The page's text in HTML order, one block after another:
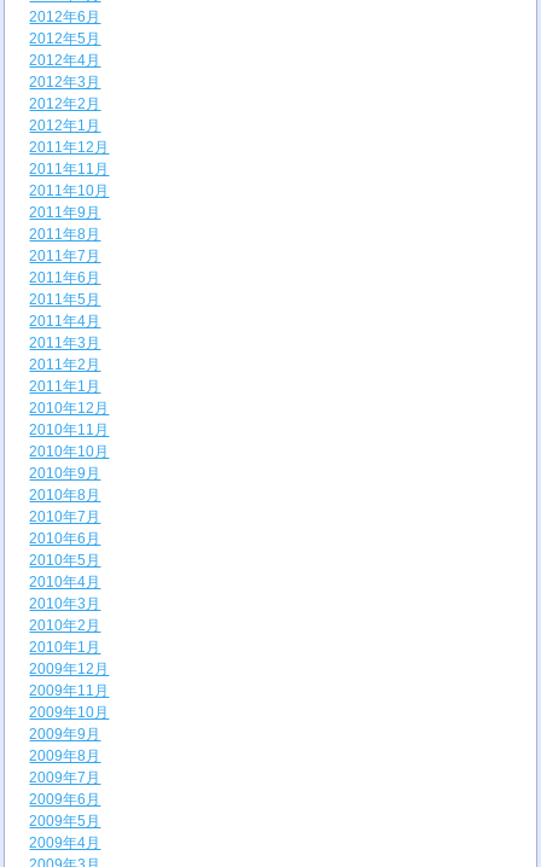
2012年6月
2012年5月
2012年4月
2012年3月
2012年2月
2012年1月
2011年12月
2011年11月
2011年10月
2011年9月
2011年8月
2011年7月
2011年6月
2011年5月
2011年4月
2011年3月
2011年2月
2011年1月
2010年12月
2010年11月
2010年10月
2010年9月
2010年8月
2010年7月
2010年6月
2010年5月
2010年4月
2010年3月
2010年2月
2010年1月
2009年12月
2009年11月
2009年10月
2009年9月
2009年8月
2009年7月
2009年6月
2009年5月
2009年4月